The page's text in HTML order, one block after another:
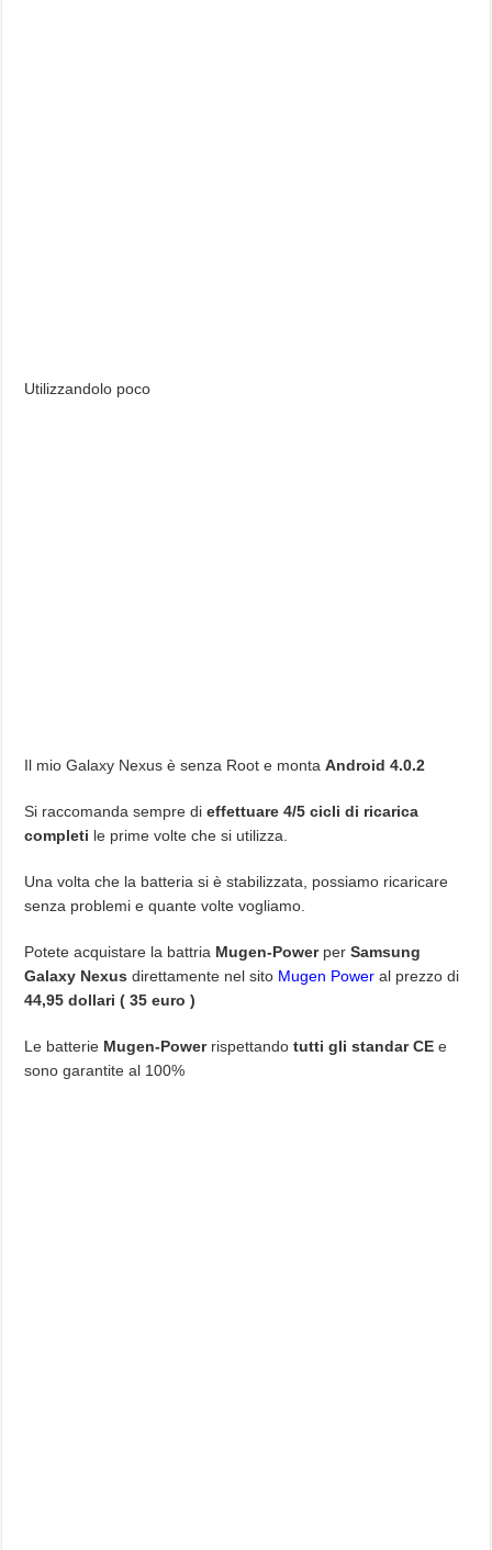
Utilizzandolo poco
Il mio Galaxy Nexus è senza Root e montaAndroid 4.0.2
Si raccomanda sempre dieffettuare 4/5 cicli di ricarica
completi le prime volte che si utilizza.
Una volta che la batteria si è stabilizzata, possiamo ricaricare
senza problemi e quante volte vogliamo.
Potete acquistare la battria Mugen-PowerperSamsung
Galaxy Nexus direttamente nel sito Mugen Power al prezzo di
44,95 dollari ( 35 euro )
Le batterie Mugen-Powerrispettando tutti gli standar CE e
sono garantite al 100%